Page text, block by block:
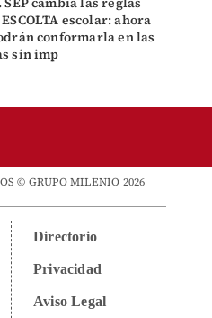
escolar: ahora
conformarla en las
sin imp
© GRUPO MILENIO 2026
Directorio
Privacidad
Aviso Legal